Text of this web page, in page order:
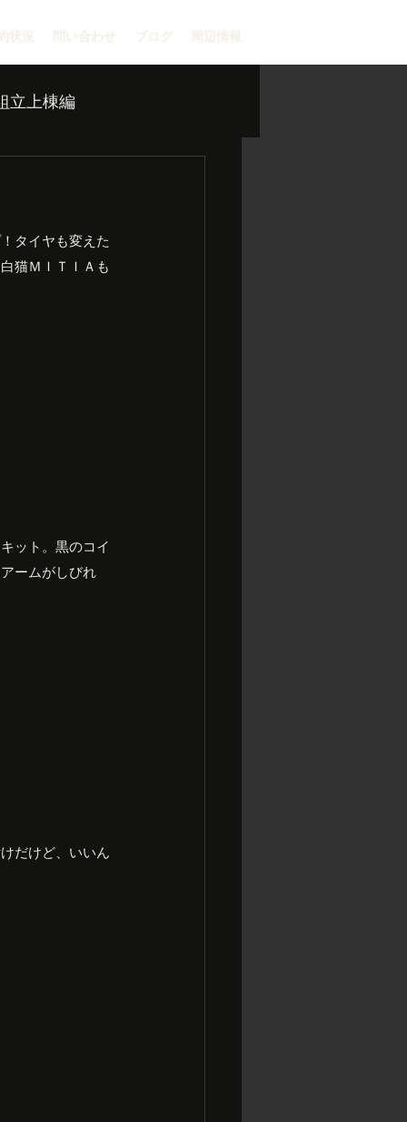
状況 問い合わせ ブログ 周辺情報
立上棟編
タイヤも変えた
猫ＭＩＴＩＡも
ット。黒のコイ
ームがしびれ
だけど、いいん